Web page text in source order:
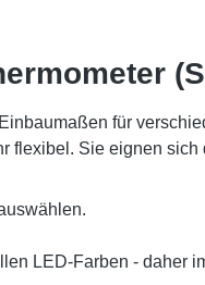
für
flexibel. Sie eignen
LED-Farben - daher